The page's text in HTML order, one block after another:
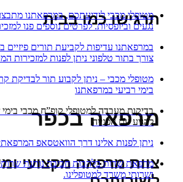
תרגישו כמו בבית
מרפאה בכפר
צוות מרפאה מקצועי
מטופלי מכבי לידיעתכם, במרפאתנו
נגעים וביופסיות. לפרטים נוספים פנו
במרפאתנו עדיפות לקביעת תורים
צורך בתור טלפוני ניתן לפנות למזכירות
מטופלי מכבי – ניתן לקבוע תור לבדיקת
בימי רביעי במרפאתנו
להגיע עם הפנייה
ניתן לפנות אלינו דרך הוואטסאפ המרפאתי בטלפון
מרפאת שדות בלהבות חביבה נותנת
ושרותי משרד למטופלינו.